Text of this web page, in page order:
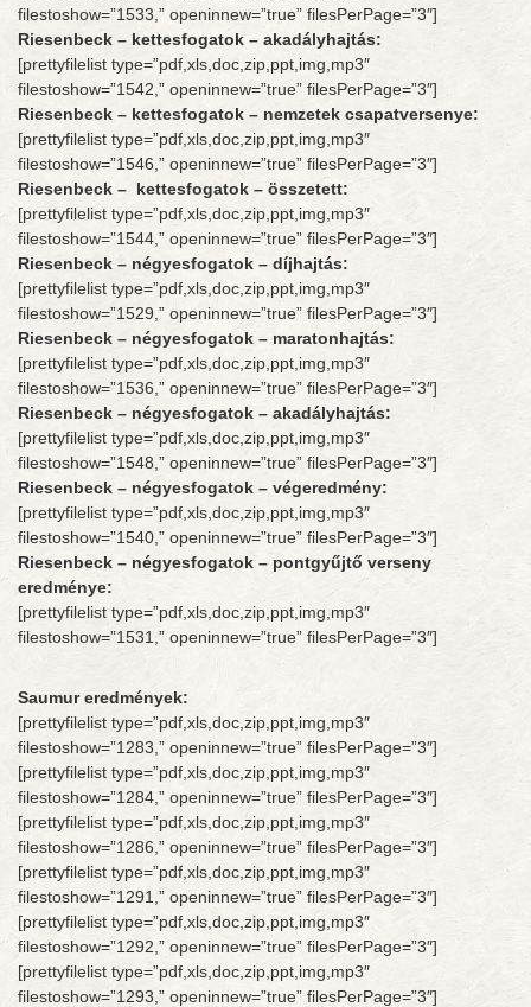
filestoshow=”1533,” openinnew=”true” filesPerPage=”3″]
Riesenbeck – kettesfogatok – akadályhajtás:
[prettyfilelist type=”pdf,xls,doc,zip,ppt,img,mp3″
filestoshow=”1542,” openinnew=”true” filesPerPage=”3″]
Riesenbeck – kettesfogatok – nemzetek csapatversenye:
[prettyfilelist type=”pdf,xls,doc,zip,ppt,img,mp3″
filestoshow=”1546,” openinnew=”true” filesPerPage=”3″]
Riesenbeck – kettesfogatok – összetett:
[prettyfilelist type=”pdf,xls,doc,zip,ppt,img,mp3″
filestoshow=”1544,” openinnew=”true” filesPerPage=”3″]
Riesenbeck – négyesfogatok – díjhajtás:
[prettyfilelist type=”pdf,xls,doc,zip,ppt,img,mp3″
filestoshow=”1529,” openinnew=”true” filesPerPage=”3″]
Riesenbeck – négyesfogatok – maratonhajtás:
[prettyfilelist type=”pdf,xls,doc,zip,ppt,img,mp3″
filestoshow=”1536,” openinnew=”true” filesPerPage=”3″]
Riesenbeck – négyesfogatok – akadályhajtás:
[prettyfilelist type=”pdf,xls,doc,zip,ppt,img,mp3″
filestoshow=”1548,” openinnew=”true” filesPerPage=”3″]
Riesenbeck – négyesfogatok – végeredmény:
[prettyfilelist type=”pdf,xls,doc,zip,ppt,img,mp3″
filestoshow=”1540,” openinnew=”true” filesPerPage=”3″]
Riesenbeck – négyesfogatok – pontgyűjtő verseny
eredménye:
[prettyfilelist type=”pdf,xls,doc,zip,ppt,img,mp3″
filestoshow=”1531,” openinnew=”true” filesPerPage=”3″]
Saumur eredmények:
[prettyfilelist type=”pdf,xls,doc,zip,ppt,img,mp3″
filestoshow=”1283,” openinnew=”true” filesPerPage=”3″]
[prettyfilelist type=”pdf,xls,doc,zip,ppt,img,mp3″
filestoshow=”1284,” openinnew=”true” filesPerPage=”3″]
[prettyfilelist type=”pdf,xls,doc,zip,ppt,img,mp3″
filestoshow=”1286,” openinnew=”true” filesPerPage=”3″]
[prettyfilelist type=”pdf,xls,doc,zip,ppt,img,mp3″
filestoshow=”1291,” openinnew=”true” filesPerPage=”3″]
[prettyfilelist type=”pdf,xls,doc,zip,ppt,img,mp3″
filestoshow=”1292,” openinnew=”true” filesPerPage=”3″]
[prettyfilelist type=”pdf,xls,doc,zip,ppt,img,mp3″
filestoshow=”1293,” openinnew=”true” filesPerPage=”3″]